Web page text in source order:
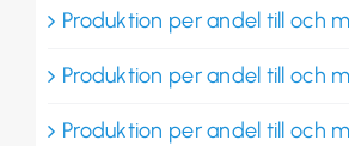
Produktion per andel till och
Produktion per andel till och
Produktion per andel till och